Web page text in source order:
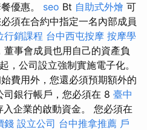
優惠。 seo Bt 自助式外燴 可
須在合約中指定一名內部成員
行銷課程 台中西屯按摩 按摩學
事會成員也用自己的資產負
公司設立強制實施電子化。
費用外，您還必須預期額外的
銀行帳戶，您必須在 8 臺中
入企業的啟動資金。 您必須在
錢 設立公司 台中推拿推薦 戶